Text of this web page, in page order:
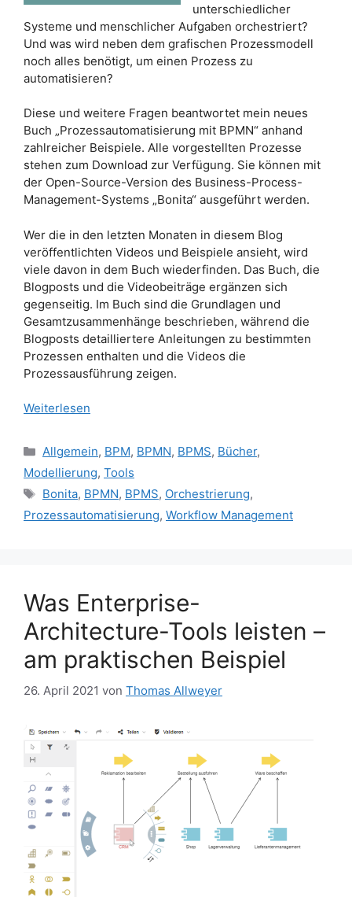
unterschiedlicher
Systeme und menschlicher Aufgaben orchestriert?
Und was wird neben dem grafischen Prozessmodell
noch alles benötigt, um einen Prozess zu
automatisieren?
Diese und weitere Fragen beantwortet mein neues
Buch „Prozessautomatisierung mit BPMN“ anhand
zahlreicher Beispiele. Alle vorgestellten Prozesse
stehen zum Download zur Verfügung. Sie können mit
der Open-Source-Version des Business-Process-
Management-Systems „Bonita“ ausgeführt werden.
Wer die in den letzten Monaten in diesem Blog
veröffentlichten Videos und Beispiele ansieht, wird
viele davon in dem Buch wiederfinden. Das Buch, die
Blogposts und die Videobeiträge ergänzen sich
gegenseitig. Im Buch sind die Grundlagen und
Gesamtzusammenhänge beschrieben, während die
Blogposts detailliertere Anleitungen zu bestimmten
Prozessen enthalten und die Videos die
Prozessausführung zeigen.
Weiterlesen
Kategorien
Allgemein, BPM, BPMN, BPMS, Bücher,
Modellierung, Tools
Schlagwörter
Bonita, BPMN, BPMS, Orchestrierung,
Prozessautomatisierung, Workflow Management
Was Enterprise-
Architecture-Tools leisten –
am praktischen Beispiel
26. April 2021 von Thomas Allweyer